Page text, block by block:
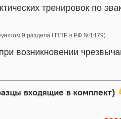
тренировок по
пунктом 9 раздела I ППР в РФ №1479)
возникновении
входящие в комплект)